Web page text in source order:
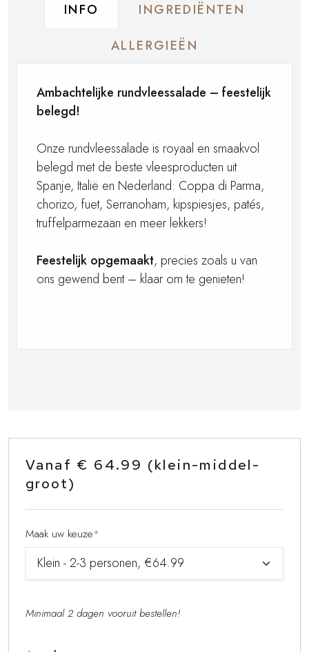
INFO
INGREDIËNTEN
ALLERGIEËN
Ambachtelijke rundvleessalade – feestelijk
belegd!
Onze rundvleessalade is royaal en smaakvol
belegd met de beste vleesproducten uit
Spanje, Italië en Nederland: Coppa di Parma,
chorizo, fuet, Serranoham, kipspiesjes, patés,
truffelparmezaan en meer lekkers!
Feestelijk opgemaakt, precies zoals u van
ons gewend bent – klaar om te genieten!
Vanaf € 64.99 (klein-middel-
groot)
Maak uw keuze*
Minimaal 2 dagen vooruit bestellen!